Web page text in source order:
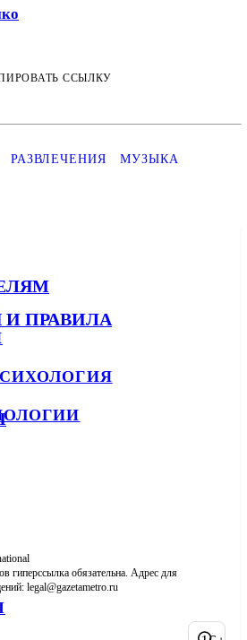
ССЫЛКУ
РАЗВЛЕЧЕНИЯ МУЗЫКА
ПРАВИЛА
гиперссылка обязательна. Адрес для